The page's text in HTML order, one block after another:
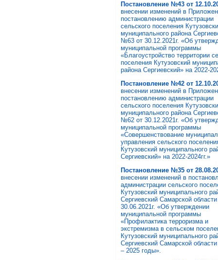
Постановление №43 от
внесении изменений в
постановлению администрации
сельского поселения
муниципального района
№63 от 30.12.2021г. «Об
муниципальной программы
«Благоустройство территории
поселения Кутузовский
района Сергиевский» на 2022-
Постановление №42 от
внесении изменений в
постановлению администрации
сельского поселения
муниципального района
№62 от 30.12.2021г. «Об
муниципальной программы
«Совершенствование
управления сельского
Кутузовский муниципального
Сергиевский» на 2022-2024гг.»
Постановление №35 от
внесении изменений в
администрации сельского
Кутузовский муниципального
Сергиевский Самарской
30.06.2021г. «Об утверждении
муниципальной программы
«Профилактика терроризма и
экстремизма в сельском
Кутузовский муниципального
Сергиевский Самарской
– 2025 годы».